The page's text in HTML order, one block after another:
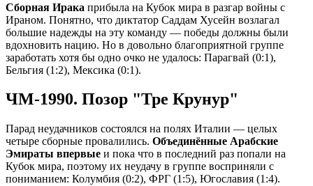
Сборная Ирака прибыла на Кубок мира в разгар войны с
Ираном. Понятно, что диктатор Саддам Хусейн возлагал
большие надежды на эту команду — победы должны были
вдохновить нацию. Но в довольно благоприятной группе
заработать хотя бы одно очко не удалось: Парагвай (0:1),
Бельгия (1:2), Мексика (0:1).
ЧМ-1990. Позор "Тре Крунур"
Парад неудачников состоялся на полях Италии — целых
четыре сборные провалились. Объединённые Арабские
Эмираты впервые и пока что в последний раз попали на
Кубок мира, поэтому их неудачу в группе восприняли с
пониманием: Колумбия (0:2), ФРГ (1:5), Югославия (1:4).